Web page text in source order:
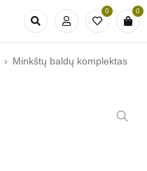
0 0
› Minkštų baldų komplektas